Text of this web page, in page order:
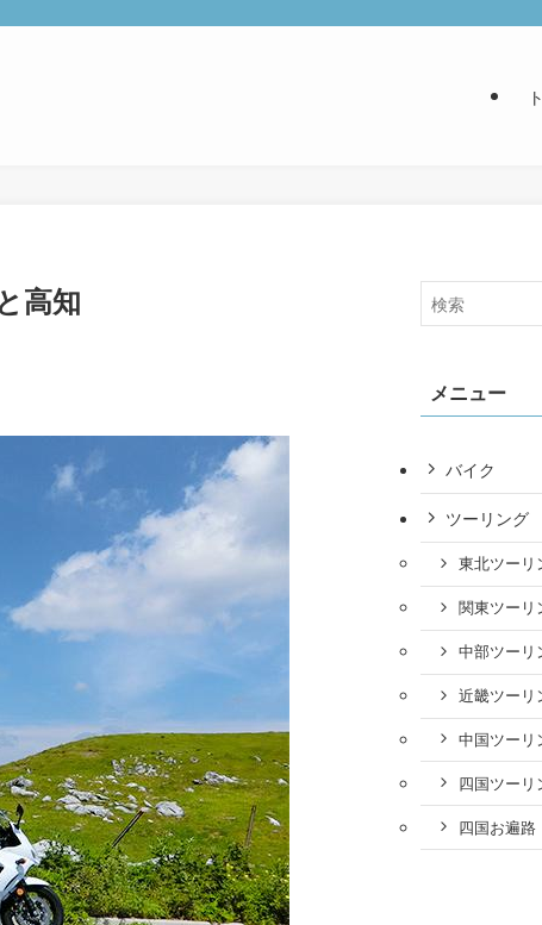
高知
メニュー
バイク
ツーリング
東北ツーリ
関東ツーリ
中部ツーリ
近畿ツーリ
中国ツーリ
四国ツーリ
四国お遍路